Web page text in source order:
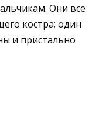
Они все
костра; один
и пристально